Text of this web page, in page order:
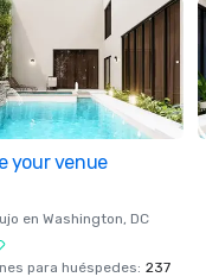
your venue
en Washington, DC
para huéspedes: 237